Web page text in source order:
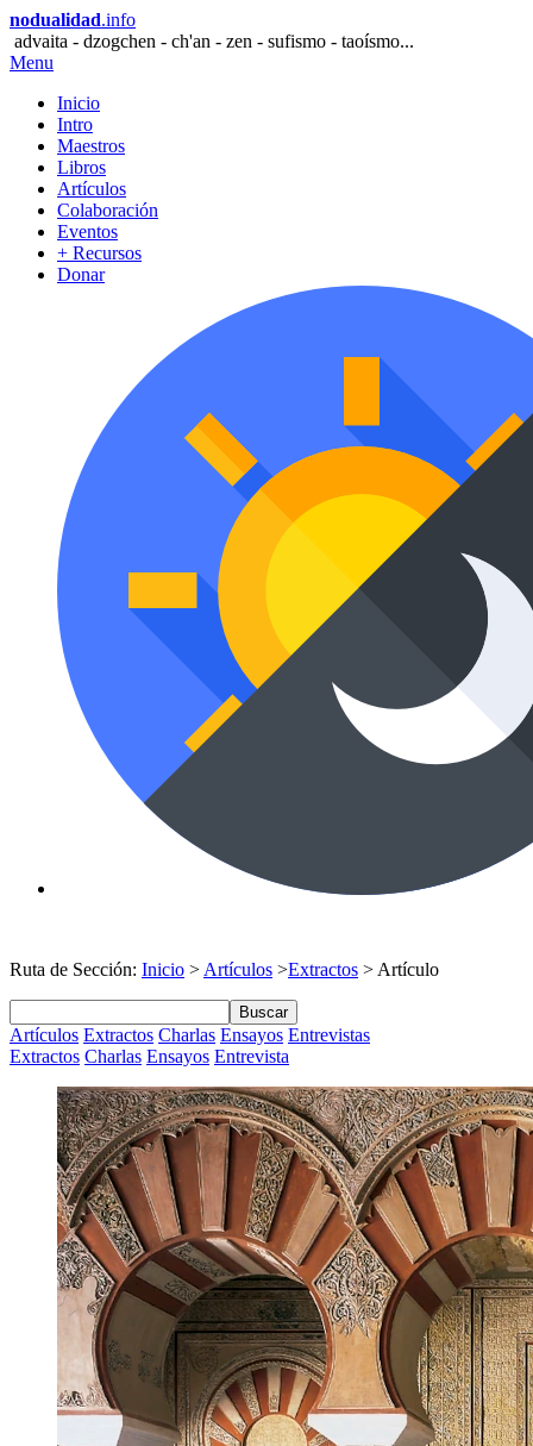
nodualidad.info
advaita - dzogchen - ch'an - zen - sufismo - taoísmo...
Menu
Inicio
Intro
Maestros
Libros
Artículos
Colaboración
Eventos
+ Recursos
Donar
Ruta de Sección: Inicio > Artículos >Extractos > Artículo
Buscar
Artículos Extractos Charlas Ensayos Entrevistas
Extractos Charlas Ensayos Entrevista